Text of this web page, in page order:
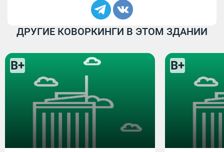
ДРУГИЕ КОВОРКИНГИ В ЭТОМ ЗДАНИИ
B+ B+